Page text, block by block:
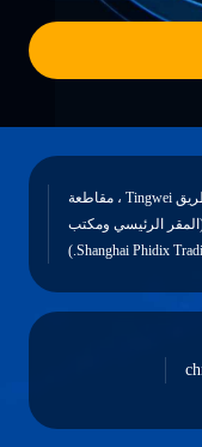
مبنى رقم 21 ، بلوك 9299 ، طريق Tingwei ، مقاطعة
، شنغهاي 201505 (المقر الرئيسي ومكتب